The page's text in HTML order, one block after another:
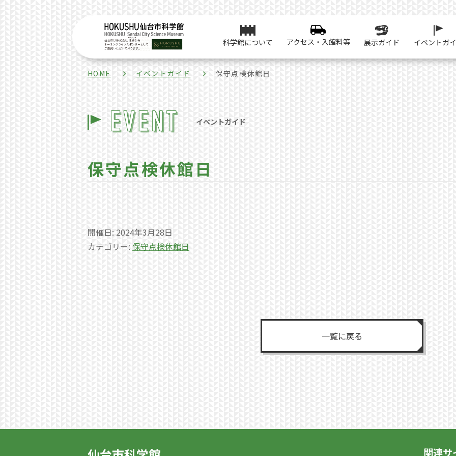
科学館について アクセス・入館料等 展示ガイド イベントガ
HOME イベントガイド 保守点検休館日
イベントガイド
保守点検休館日
開催日: 2024年3月28日
カテゴリー: 保守点検休館日
一覧に戻る
関連サ